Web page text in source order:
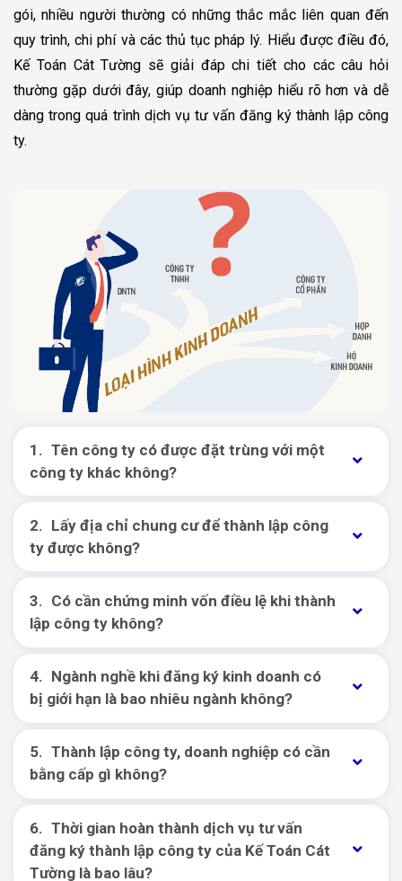
gói, nhiều người thường có những thắc mắc liên quan đến
quy trình, chi phí và các thủ tục pháp lý. Hiểu được điều đó,
Kế Toán Cát Tường sẽ giải đáp chi tiết cho các câu hỏi
thường gặp dưới đây, giúp doanh nghiệp hiểu rõ hơn và dễ
dàng trong quá trình dịch vụ tư vấn đăng ký thành lập công
ty.
công ty khác không?
ty được không?
lập công ty không?
bị giới hạn là bao nhiêu ngành không?
bằng cấp gì không?
đăng ký thành lập công ty của Kế Toán Cát
Tường là bao lâu?